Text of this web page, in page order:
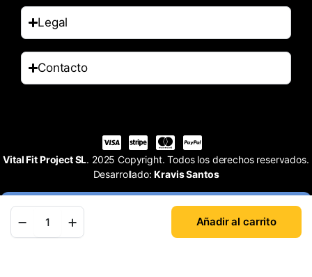
Añadir al carrito
Legal
Contacto
Vital Fit Project SL. 2025 Copyright. Todos los derechos reservados.
Desarrollado:Kravis Santos
Tienda Cuenta